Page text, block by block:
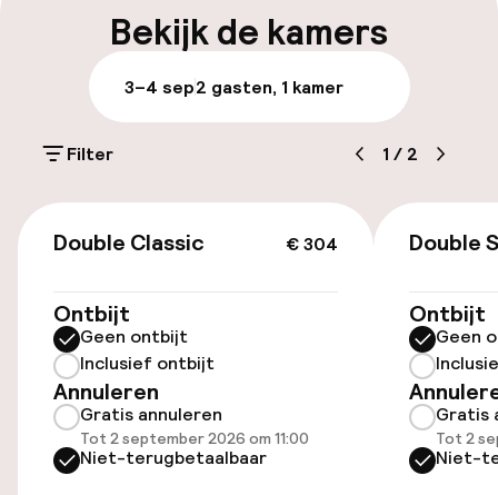
Parkeren & mobiliteit
Parkeergelegenheid op eigen terrein
(buiten)
Openbaar parkeren
Toegankelijkheid
Lift
Zwemmen & wellness
Bekijk de kamers
3–4 sep2 gasten, 1 kamer
Filter 1 / 2
€ 304
Double Classic
Ontbijt
Geen ontbijt
Inclusief ontbijt
Annuleren
Gratis annuleren
Tot 2 september 2026 om 11:00
Niet-terugbetaalbaar
Double
Ontbijt
Geen
Gratis
Tot 2
Niet-